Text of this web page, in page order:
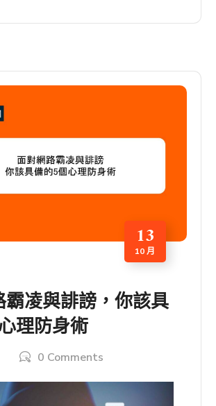
13
10 月
凌與誹謗，你該具
理防身術
0 Comments